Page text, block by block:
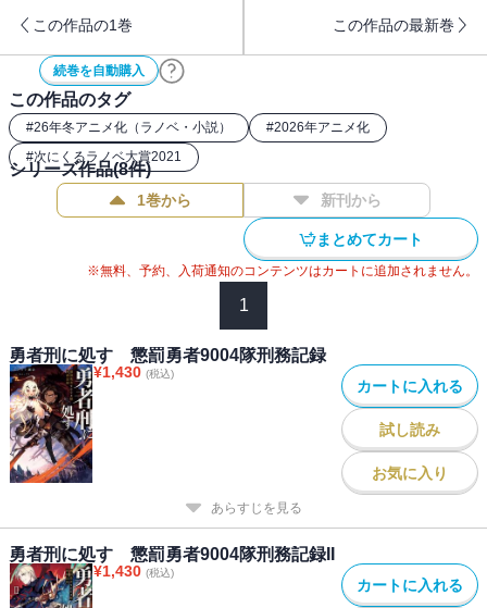
がけず戦況を動かしていく。 書籍版オリジナル展開で贈る、極寒
の王都奪還作戦の行方は──！
この作品の1巻 この作品の最新巻
続巻を自動購入
この作品のタグ
#26年冬アニメ化（ラノベ・小説） #2026年アニメ化
#次にくるラノベ大賞2021
シリーズ作品(8件)
1巻から 新刊から
まとめてカート
※無料、予約、入荷通知のコンテンツはカートに追加されません。
1
勇者刑に処す 懲罰勇者9004隊刑務記録
¥1,430 (税込)
カートに入れる
試し読み
お気に入り
あらすじを見る
勇者刑に処す 懲罰勇者9004隊刑務記録II
¥1,430 (税込)
カートに入れる